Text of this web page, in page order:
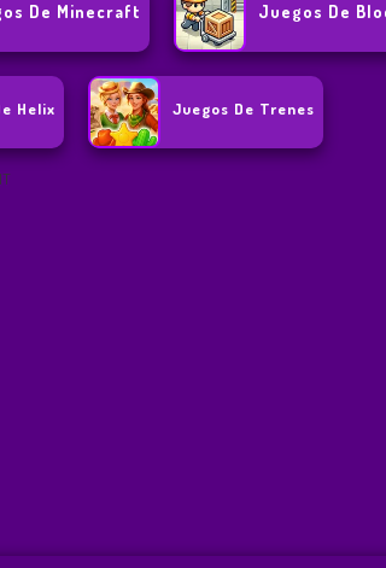
De Minecraft Juegos De
Helix Juegos De Trenes